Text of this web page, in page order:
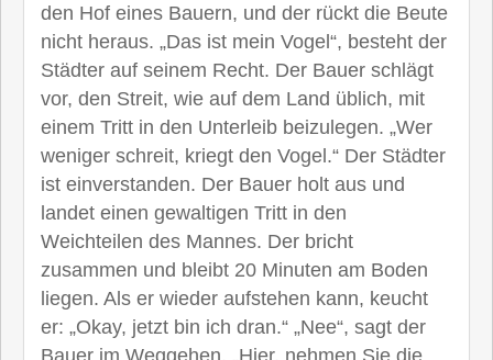
den Hof eines Bauern, und der rückt die Beute
nicht heraus. „Das ist mein Vogel“, besteht der
Städter auf seinem Recht. Der Bauer schlägt
vor, den Streit, wie auf dem Land üblich, mit
einem Tritt in den Unterleib beizulegen. „Wer
weniger schreit, kriegt den Vogel.“ Der Städter
ist einverstanden. Der Bauer holt aus und
landet einen gewaltigen Tritt in den
Weichteilen des Mannes. Der bricht
zusammen und bleibt 20 Minuten am Boden
liegen. Als er wieder aufstehen kann, keucht
er: „Okay, jetzt bin ich dran.“ „Nee“, sagt der
Bauer im Weggehen. „Hier, nehmen Sie die